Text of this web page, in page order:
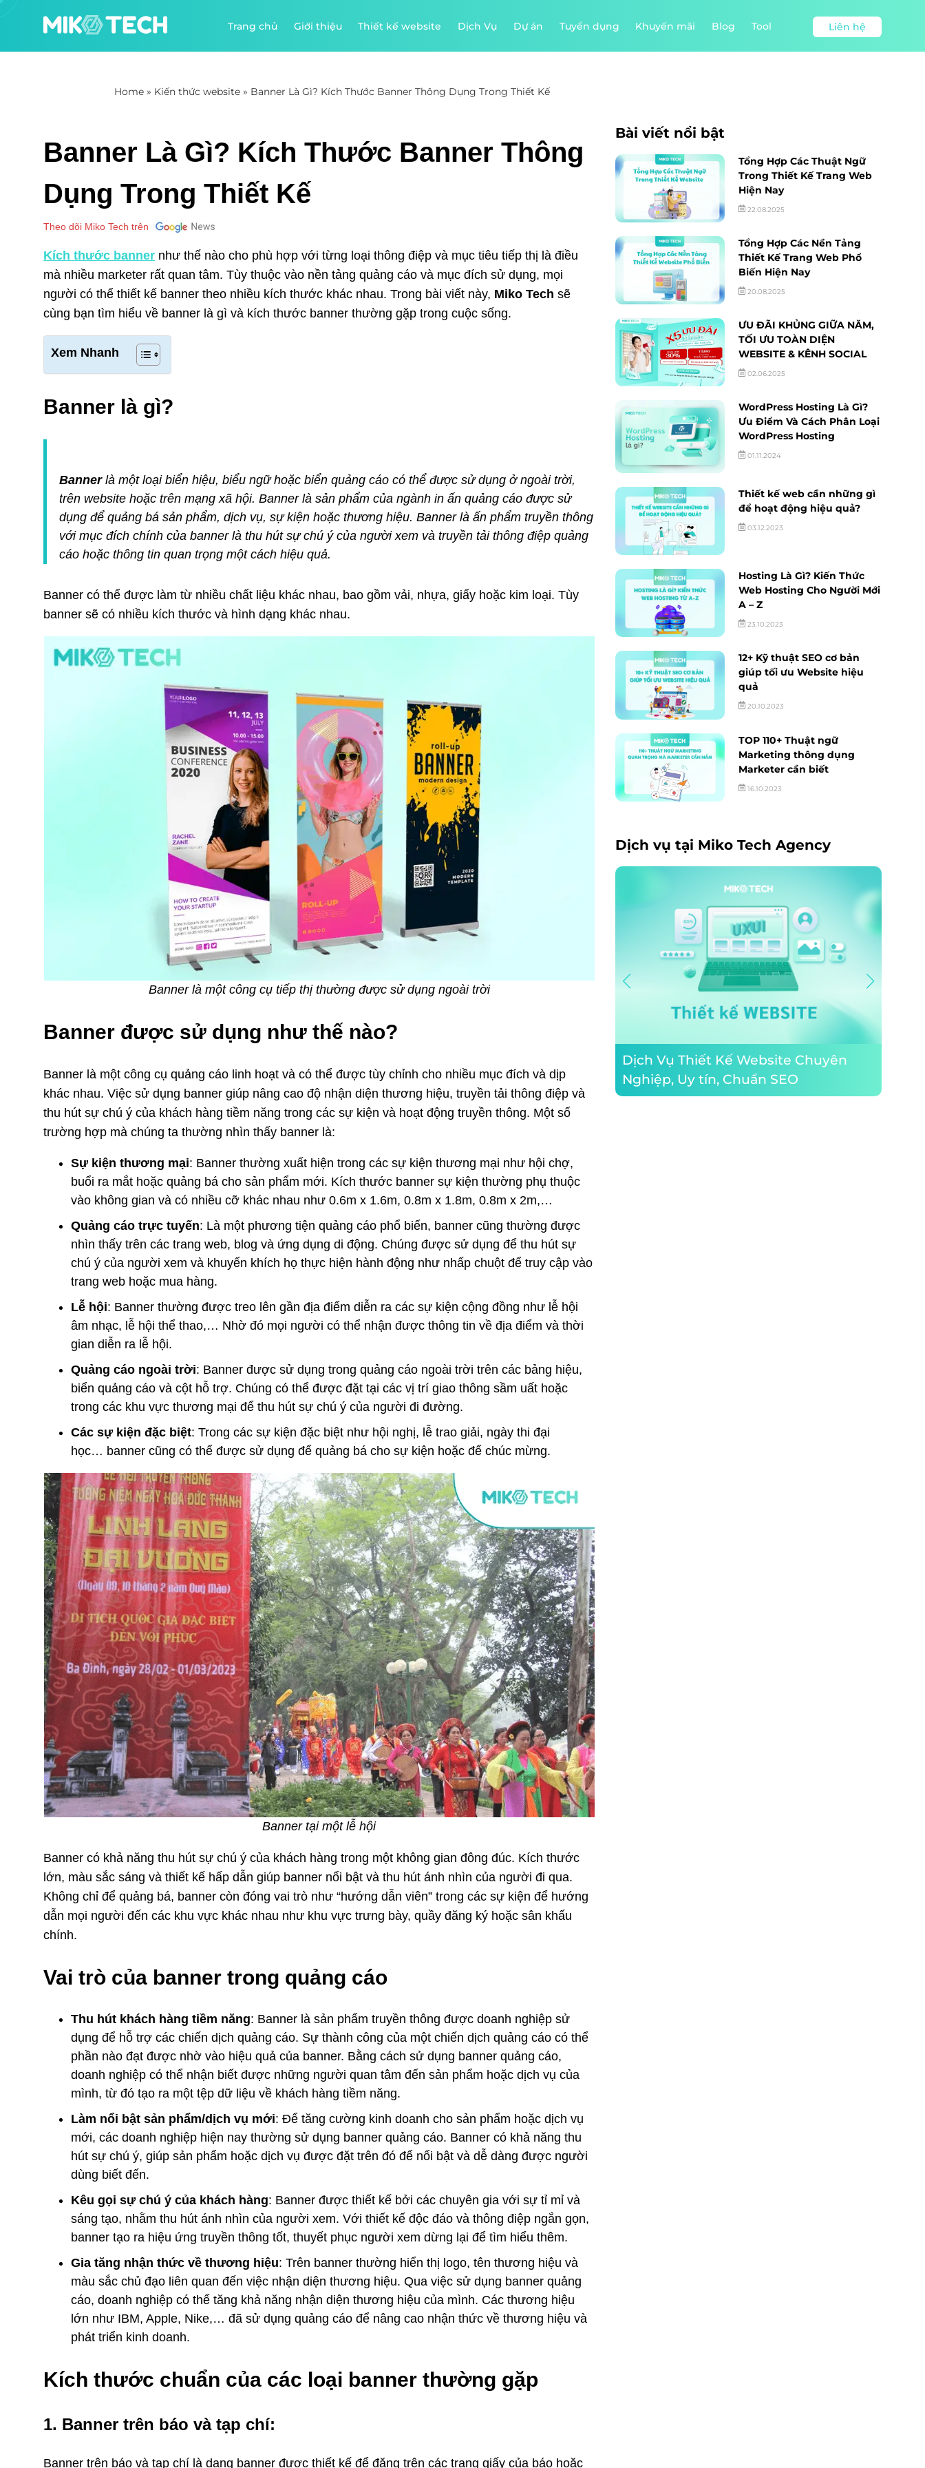
Trang chủ Giới thiệu Thiết kế website Dịch Vụ Dự án Tuyển dụng Khuyến mãi Blog Tool Liên hệ
Home » Kiến thức website » Banner Là Gì? Kích Thước Banner Thông Dụng Trong Thiết Kế
Banner Là Gì? Kích Thước Banner Thông
Dụng Trong Thiết Kế
Theo dõi Miko Tech trên
Kích thước banner như thế nào cho phù hợp với từng loại thông điệp và mục tiêu tiếp thị là điều
mà nhiều marketer rất quan tâm. Tùy thuộc vào nền tảng quảng cáo và mục đích sử dụng, mọi
người có thể thiết kế banner theo nhiều kích thước khác nhau. Trong bài viết này, Miko Tech sẽ
cùng bạn tìm hiểu về banner là gì và kích thước banner thường gặp trong cuộc sống.
Xem Nhanh
Banner là gì?
Bannerlà một loại biển hiệu, biểu ngữ hoặc biển quảng cáo có thể được sử dụng ở ngoài trời,
trên website hoặc trên mạng xã hội. Banner là sản phẩm của ngành in ấn quảng cáo được sử
dụng để quảng bá sản phẩm, dịch vụ, sự kiện hoặc thương hiệu. Banner là ấn phẩm truyền thông
với mục đích chính của banner là thu hút sự chú ý của người xem và truyền tải thông điệp quảng
cáo hoặc thông tin quan trọng một cách hiệu quả.
Banner có thể được làm từ nhiều chất liệu khác nhau, bao gồm vải, nhựa, giấy hoặc kim loại. Tùy
banner sẽ có nhiều kích thước và hình dạng khác nhau.
Banner là một công cụ tiếp thị thường được sử dụng ngoài trời
Banner được sử dụng như thế nào?
Banner là một công cụ quảng cáo linh hoạt và có thể được tùy chỉnh cho nhiều mục đích và dịp
khác nhau. Việc sử dụng banner giúp nâng cao độ nhận diện thương hiệu, truyền tải thông điệp và
thu hút sự chú ý của khách hàng tiềm năng trong các sự kiện và hoạt động truyền thông. Một số
trường hợp mà chúng ta thường nhìn thấy banner là:
Sự kiện thương mại: Banner thường xuất hiện trong các sự kiện thương mại như hội chợ,
buổi ra mắt hoặc quảng bá cho sản phẩm mới. Kích thước banner sự kiện thường phụ thuộc
vào không gian và có nhiều cỡ khác nhau như 0.6m x 1.6m, 0.8m x 1.8m, 0.8m x 2m,…
Quảng cáo trực tuyến: Là một phương tiện quảng cáo phổ biến, banner cũng thường được
nhìn thấy trên các trang web, blog và ứng dụng di động. Chúng được sử dụng để thu hút sự
chú ý của người xem và khuyến khích họ thực hiện hành động như nhấp chuột để truy cập vào
trang web hoặc mua hàng.
Lễ hội: Banner thường được treo lên gần địa điểm diễn ra các sự kiện cộng đồng như lễ hội
âm nhạc, lễ hội thể thao,… Nhờ đó mọi người có thể nhận được thông tin về địa điểm và thời
gian diễn ra lễ hội.
Quảng cáo ngoài trời: Banner được sử dụng trong quảng cáo ngoài trời trên các bảng hiệu,
biển quảng cáo và cột hỗ trợ. Chúng có thể được đặt tại các vị trí giao thông sầm uất hoặc
trong các khu vực thương mại để thu hút sự chú ý của người đi đường.
Các sự kiện đặc biệt: Trong các sự kiện đặc biệt như hội nghị, lễ trao giải, ngày thi đại
học… banner cũng có thể được sử dụng để quảng bá cho sự kiện hoặc để chúc mừng.
Banner tại một lễ hội
Banner có khả năng thu hút sự chú ý của khách hàng trong một không gian đông đúc. Kích thước
lớn, màu sắc sáng và thiết kế hấp dẫn giúp banner nổi bật và thu hút ánh nhìn của người đi qua.
Không chỉ để quảng bá, banner còn đóng vai trò như “hướng dẫn viên” trong các sự kiện để hướng
dẫn mọi người đến các khu vực khác nhau như khu vực trưng bày, quầy đăng ký hoặc sân khấu
chính.
Vai trò của banner trong quảng cáo
Thu hút khách hàng tiềm năng: Banner là sản phẩm truyền thông được doanh nghiệp sử
dụng để hỗ trợ các chiến dịch quảng cáo. Sự thành công của một chiến dịch quảng cáo có thể
phần nào đạt được nhờ vào hiệu quả của banner. Bằng cách sử dụng banner quảng cáo,
doanh nghiệp có thể nhận biết được những người quan tâm đến sản phẩm hoặc dịch vụ của
mình, từ đó tạo ra một tệp dữ liệu về khách hàng tiềm năng.
Làm nổi bật sản phẩm/dịch vụ mới: Để tăng cường kinh doanh cho sản phẩm hoặc dịch vụ
mới, các doanh nghiệp hiện nay thường sử dụng banner quảng cáo. Banner có khả năng thu
hút sự chú ý, giúp sản phẩm hoặc dịch vụ được đặt trên đó để nổi bật và dễ dàng được người
dùng biết đến.
Kêu gọi sự chú ý của khách hàng: Banner được thiết kế bởi các chuyên gia với sự tỉ mỉ và
sáng tạo, nhằm thu hút ánh nhìn của người xem. Với thiết kế độc đáo và thông điệp ngắn gọn,
banner tạo ra hiệu ứng truyền thông tốt, thuyết phục người xem dừng lại để tìm hiểu thêm.
Gia tăng nhận thức về thương hiệu: Trên banner thường hiển thị logo, tên thương hiệu và
màu sắc chủ đạo liên quan đến việc nhận diện thương hiệu. Qua việc sử dụng banner quảng
cáo, doanh nghiệp có thể tăng khả năng nhận diện thương hiệu của mình. Các thương hiệu
lớn như IBM, Apple, Nike,… đã sử dụng quảng cáo để nâng cao nhận thức về thương hiệu và
phát triển kinh doanh.
Kích thước chuẩn của các loại banner thường gặp
1. Banner trên báo và tạp chí:
Banner trên báo và tạp chí là dạng banner được thiết kế để đăng trên các trang giấy của báo hoặc
Bài viết nổi bật
Tổng Hợp Các Thuật Ngữ
Trong Thiết Kế Trang Web
Hiện Nay
22.08.2025
Tổng Hợp Các Nền Tảng
Thiết Kế Trang Web Phổ
Biến Hiện Nay
20.08.2025
ƯU ĐÃI KHỦNG GIỮA NĂM,
TỐI ƯU TOÀN DIỆN
WEBSITE & KÊNH SOCIAL
02.06.2025
WordPress Hosting Là Gì?
Ưu Điểm Và Cách Phân Loại
WordPress Hosting
01.11.2024
Thiết kế web cần những gì
để hoạt động hiệu quả?
03.12.2023
Hosting Là Gì? Kiến Thức
Web Hosting Cho Người Mới
A – Z
23.10.2023
12+ Kỹ thuật SEO cơ bản
giúp tối ưu Website hiệu
quả
20.10.2023
TOP 110+ Thuật ngữ
Marketing thông dụng
Marketer cần biết
16.10.2023
Dịch vụ tại Miko Tech Agency
Dịch Vụ Thiết Kế Website Chuyên
Nghiệp, Uy tín, Chuẩn SEO